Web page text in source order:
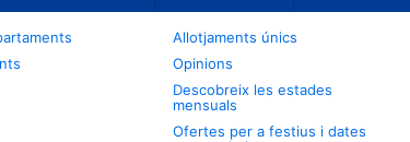
Allotjaments únics
Opinions
Descobreix les estades
mensuals
Ofertes per a festius i dates